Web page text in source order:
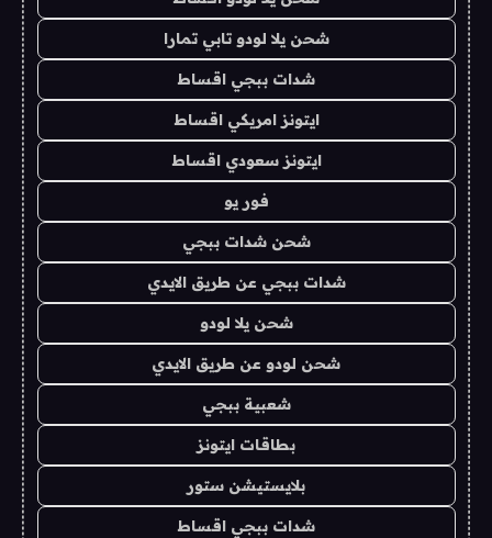
شحن يلا لودو تابي تمارا
شدات ببجي اقساط
ايتونز امريكي اقساط
ايتونز سعودي اقساط
فور يو
شحن شدات ببجي
شدات ببجي عن طريق الايدي
شحن يلا لودو
شحن لودو عن طريق الايدي
شعبية ببجي
بطاقات ايتونز
بلايستيشن ستور
شدات ببجي اقساط